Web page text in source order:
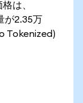
は、
が2.35万
Tokenized)